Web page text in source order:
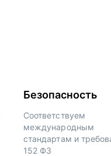
Безопасность
Соответствуем
международным
стандартам и
152 ФЗ